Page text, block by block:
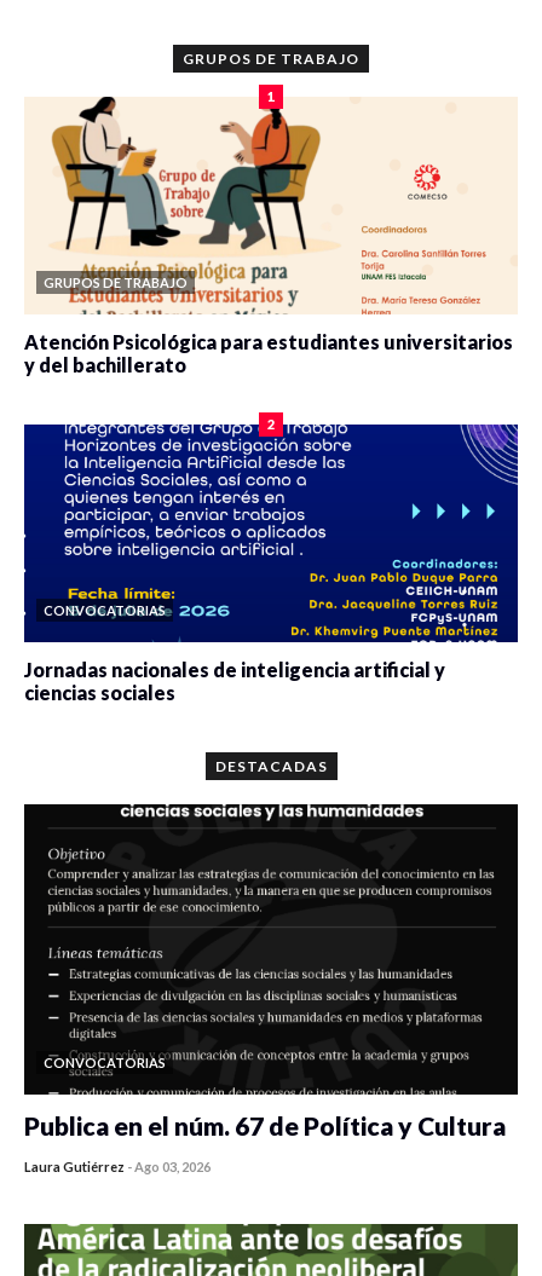
GRUPOS DE TRABAJO
1
GRUPOS DE TRABAJO
Atención Psicológica para estudiantes universitarios
y del bachillerato
2
CONVOCATORIAS
Jornadas nacionales de inteligencia artificial y
ciencias sociales
DESTACADAS
CONVOCATORIAS
Publica en el núm. 67 de Política y Cultura
Laura Gutiérrez -Ago 03, 2026